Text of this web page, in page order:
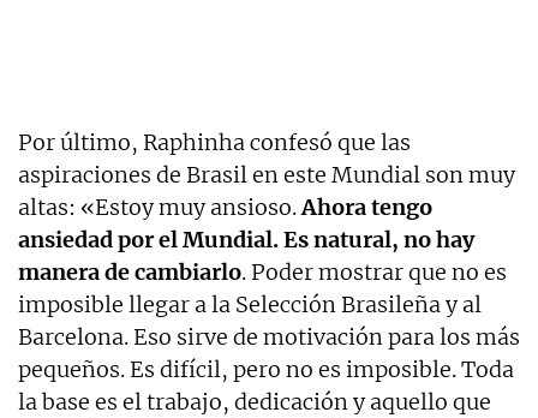
Por último, Raphinha confesó que las
aspiraciones de Brasil en este Mundial son muy
altas: «Estoy muy ansioso.Ahora tengo
ansiedad por el Mundial. Es natural, no hay
manera de cambiarlo. Poder mostrar que no es
imposible llegar a la Selección Brasileña y al
Barcelona. Eso sirve de motivación para los más
pequeños. Es difícil, pero no es imposible. Toda
la base es el trabajo, dedicación y aquello que